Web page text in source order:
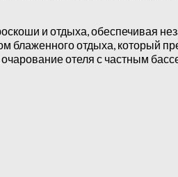
и отдыха, обеспечивая
отдыха, который
отеля с частным